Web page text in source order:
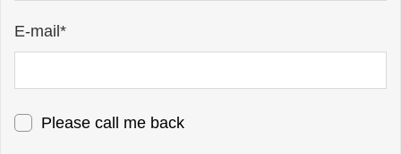
E-mail*
Please call me back